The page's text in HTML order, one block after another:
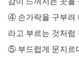
④ 손가락을 구부려
라고 부르는 것처럼
⑤ 부드럽게 문지르